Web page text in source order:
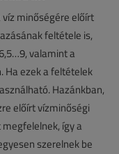
minőségére előírt
feltétele is,
valamint a
ezek a feltételek
Hazánkban,
előírt vízminőségi
így a
szerelnek be